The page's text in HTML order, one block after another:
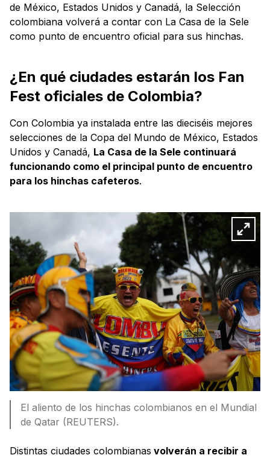
de México, Estados Unidos y Canadá, la Selección
colombiana volverá a contar con La Casa de la Sele
como punto de encuentro oficial para sus hinchas.
¿En qué ciudades estarán los Fan
Fest oficiales de Colombia?
Con Colombia ya instalada entre las dieciséis mejores
selecciones de la Copa del Mundo de México, Estados
Unidos y Canadá, La Casa de la Sele continuará
funcionando como el principal punto de encuentro
para los hinchas cafeteros.
El aliento de los hinchas colombianos en el Mundial
de Qatar (REUTERS).
Distintas ciudades colombianas volverán a recibir a